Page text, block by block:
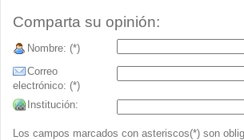
Comparta su opinión:
Nombre: (*)
Correo
electrónico: (*)
Institución:
Los campos marcados con asteriscos(*) son